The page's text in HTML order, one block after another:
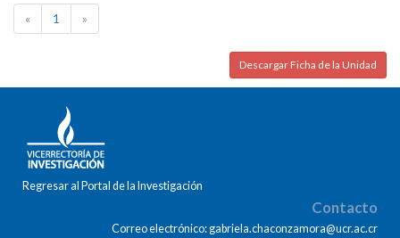
« 1 »
Descargar Ficha de la Unidad
Regresar al Portal de la Investigación
Contacto
Correo electrónico: gabriela.chaconzamora@ucr.ac.cr